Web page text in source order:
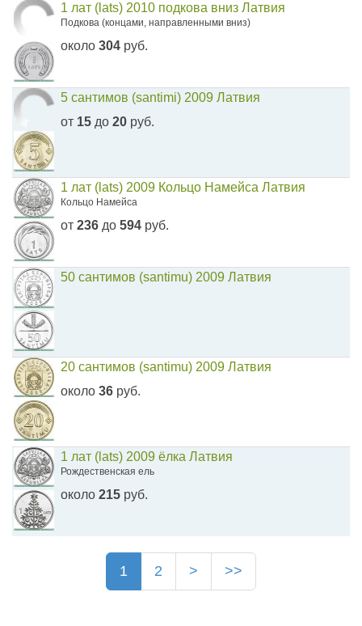
1 лат (lats) 2010 подкова вниз Латвия
Подкова (концами, направленными вниз)
около 304 руб.
5 сантимов (santimi) 2009 Латвия
от 15 до 20 руб.
1 лат (lats) 2009 Кольцо Намейса Латвия
Кольцо Намейса
от 236 до 594 руб.
50 сантимов (santimu) 2009 Латвия
20 сантимов (santimu) 2009 Латвия
около 36 руб.
1 лат (lats) 2009 ёлка Латвия
Рождественская ель
около 215 руб.
1 2 > >>